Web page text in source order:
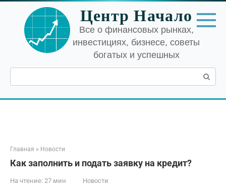
Перейти
контенту
Центр Начало
Все о финансовых рынках,
инвестициях, бизнесе, советы
богатых и успешных
Поиск:
Главная » Новости
Как заполнить и подать заявку на кредит?
На чтение: 27 мин Новости